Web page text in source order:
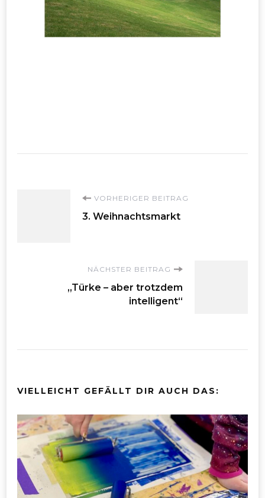
Beitragsnavigation
VORHERIGER BEITRAG
3. Weihnachtsmarkt
NÄCHSTER BEITRAG
„Türke – aber trotzdem
intelligent“
VIELLEICHT GEFÄLLT DIR AUCH DAS: